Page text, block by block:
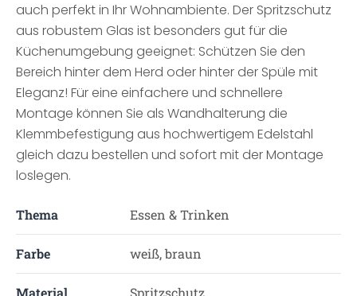
auch perfekt in Ihr Wohnambiente. Der Spritzschutz
aus robustem Glas ist besonders gut für die
Küchenumgebung geeignet: Schützen Sie den
Bereich hinter dem Herd oder hinter der Spüle mit
Eleganz! Für eine einfachere und schnellere
Montage können Sie als Wandhalterung die
Klemmbefestigung aus hochwertigem Edelstahl
gleich dazu bestellen und sofort mit der Montage
loslegen.
Thema Essen & Trinken
Farbe weiß, braun
Material Spritzschutz